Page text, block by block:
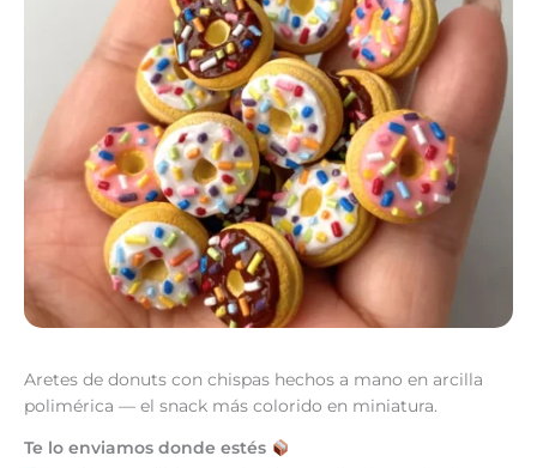
Aretes de donuts con chispas hechos a mano en arcilla
polimérica — el snack más colorido en miniatura.
Te lo enviamos donde estés